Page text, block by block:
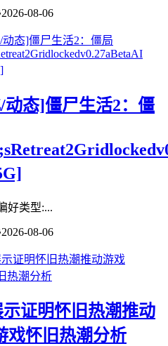
2026-08-06
态]僵尸生活2：僵
好类型:...
2026-08-06
证明怀旧热潮推动
戏怀旧热潮分析